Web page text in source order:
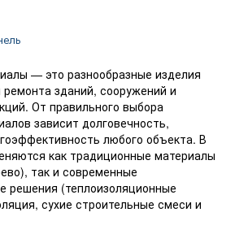
— это разнообразные изделия
зданий, сооружений и
От правильного выбора
зависит долговечность,
любого объекта. В
как традиционные материалы
так и современные
решения (теплоизоляционные
сухие строительные смеси и